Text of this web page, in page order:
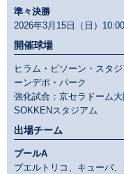
準々決勝
2026年3月15日（日）
開催球場
ヒラム・ビソーン・スタ
ーンデポ・パーク
強化試合：京セラドーム
SOKKENスタジアム
出場チーム
プールA
プエルトリコ、キューバ